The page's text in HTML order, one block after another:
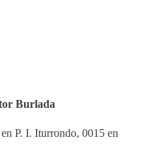
Burlada
P. I. Iturrondo, 0015 en